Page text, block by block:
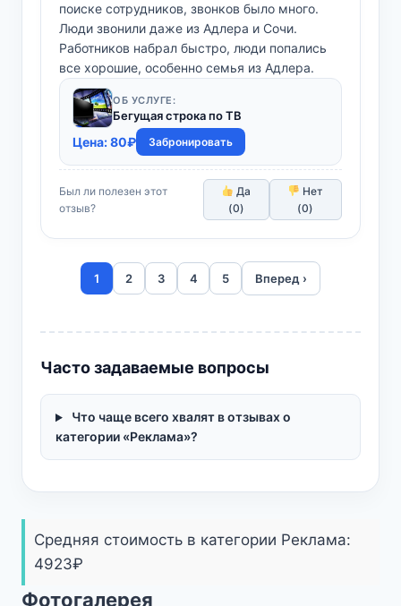
поиске сотрудников, звонков было много.
Люди звонили даже из Адлера и Сочи.
Работников набрал быстро, люди попались
все хорошие, особенно семья из Адлера.
ОБ УСЛУГЕ:
Бегущая строка по ТВ
Цена:80₽ Забронировать
Был ли полезен этот
отзыв?
Да
(0)
Нет
(0)
1 2 3 4 5 Вперед ›
Часто задаваемые вопросы
Что чаще всего хвалят в отзывах о
категории «Реклама»?
Средняя стоимость в категории Реклама:
4923₽
Фотогалерея